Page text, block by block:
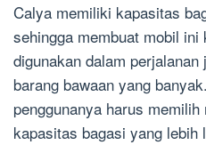
Calya memiliki kapasitas
sehingga membuat mobil
digunakan dalam
barang bawaan yang
penggunanya harus
kapasitas bagasi yang lebih